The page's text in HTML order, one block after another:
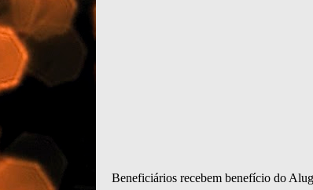
Beneficiários recebem benefício do